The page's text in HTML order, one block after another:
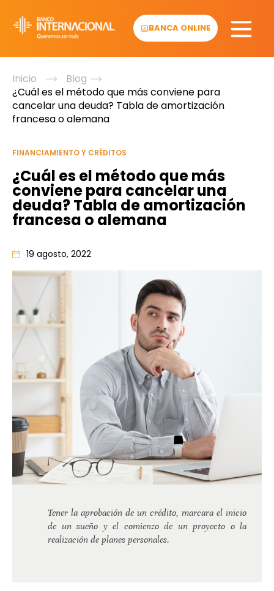
content
BANCA ONLINE
Inicio
Blog
¿Cuál es el método que más conviene para
cancelar una deuda? Tabla de amortización
francesa o alemana
FINANCIAMIENTO Y CRÉDITOS
¿Cuál es el método que más
conviene para cancelar una
deuda? Tabla de amortización
francesa o alemana
19 agosto, 2022
Tener la aprobación de un crédito, marcara el inicio
de un sueño y el comienzo de un proyecto o la
realización de planes personales.